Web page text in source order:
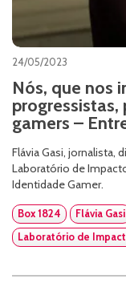
24/05/2023
Nós, que nos
progressistas,
gamers –
Flávia Gasi, jornalista,
Laboratório de
Identidade Gamer.
Box 1824 Flávia Gasi
Laboratório de